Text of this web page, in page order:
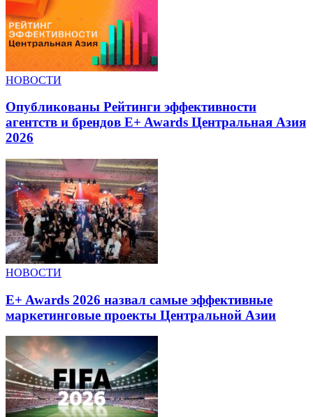
НОВОСТИ
Опубликованы Рейтинги эффективности
агентств и брендов E+ Awards Центральная Азия
2026
НОВОСТИ
E+ Awards 2026 назвал самые эффективные
маркетинговые проекты Центральной Азии